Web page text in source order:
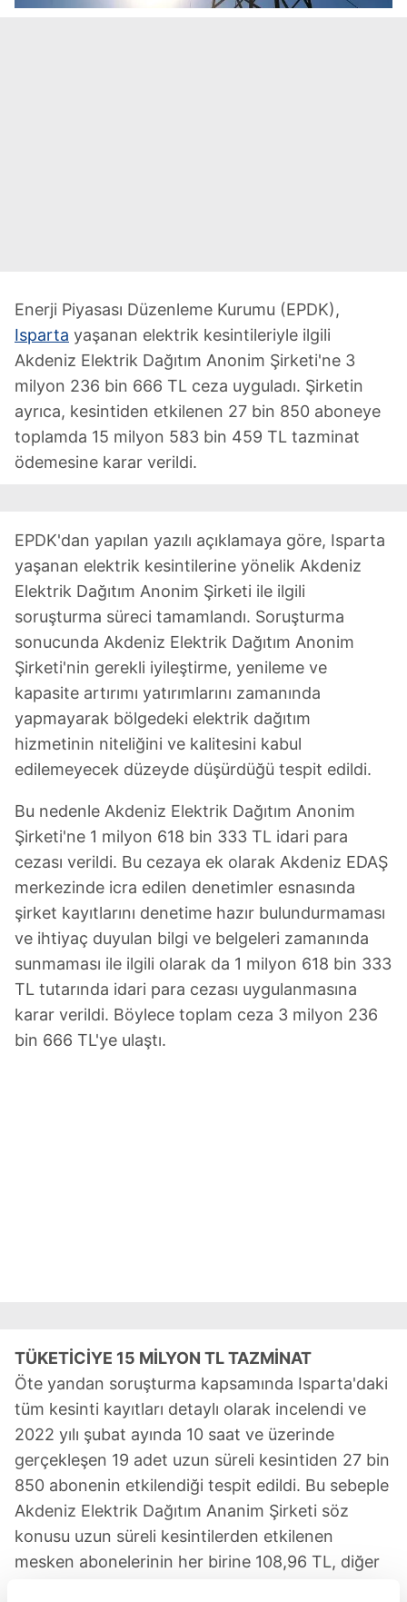
Enerji Piyasası Düzenleme Kurumu (EPDK),
Isparta yaşanan elektrik kesintileriyle ilgili
Akdeniz Elektrik Dağıtım Anonim Şirketi'ne 3
milyon 236 bin 666 TL ceza uyguladı. Şirketin
ayrıca, kesintiden etkilenen 27 bin 850 aboneye
toplamda 15 milyon 583 bin 459 TL tazminat
ödemesine karar verildi.
EPDK'dan yapılan yazılı açıklamaya göre, Isparta
yaşanan elektrik kesintilerine yönelik Akdeniz
Elektrik Dağıtım Anonim Şirketi ile ilgili
soruşturma süreci tamamlandı. Soruşturma
sonucunda Akdeniz Elektrik Dağıtım Anonim
Şirketi'nin gerekli iyileştirme, yenileme ve
kapasite artırımı yatırımlarını zamanında
yapmayarak bölgedeki elektrik dağıtım
hizmetinin niteliğini ve kalitesini kabul
edilemeyecek düzeyde düşürdüğü tespit edildi.
Bu nedenle Akdeniz Elektrik Dağıtım Anonim
Şirketi'ne 1 milyon 618 bin 333 TL idari para
cezası verildi. Bu cezaya ek olarak Akdeniz EDAŞ
merkezinde icra edilen denetimler esnasında
şirket kayıtlarını denetime hazır bulundurmaması
ve ihtiyaç duyulan bilgi ve belgeleri zamanında
sunmaması ile ilgili olarak da 1 milyon 618 bin 333
TL tutarında idari para cezası uygulanmasına
karar verildi. Böylece toplam ceza 3 milyon 236
bin 666 TL'ye ulaştı.
TÜKETİCİYE 15 MİLYON TL TAZMİNAT
Öte yandan soruşturma kapsamında Isparta'daki
tüm kesinti kayıtları detaylı olarak incelendi ve
2022 yılı şubat ayında 10 saat ve üzerinde
gerçekleşen 19 adet uzun süreli kesintiden 27 bin
850 abonenin etkilendiği tespit edildi. Bu sebeple
Akdeniz Elektrik Dağıtım Ananim Şirketi söz
konusu uzun süreli kesintilerden etkilenen
mesken abonelerinin her birine 108,96 TL, diğer